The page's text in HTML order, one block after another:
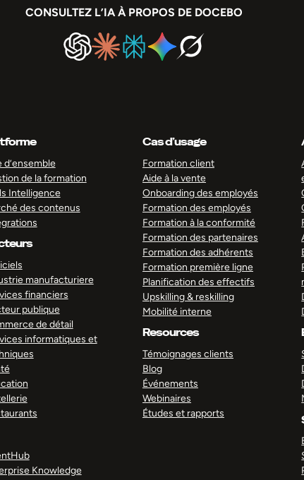
CONSULTEZ L’IA À PROPOS DE DOCEBO
d’ensemble
de la formation
Intelligence
des contenus
manufacturiere
financiers
publique
de détail
informatiques et
Knowledge
Cas d’usage
Formation client
Aide à la vente
Onboarding des employés
Formation des employés
Formation à la conformité
Formation des partenaires
Formation des adhérents
Formation première ligne
Planification des effectifs
Upskilling & reskilling
Mobilité interne
Resources
Témoignages clients
Blog
Événements
Webinaires
Études et rapports